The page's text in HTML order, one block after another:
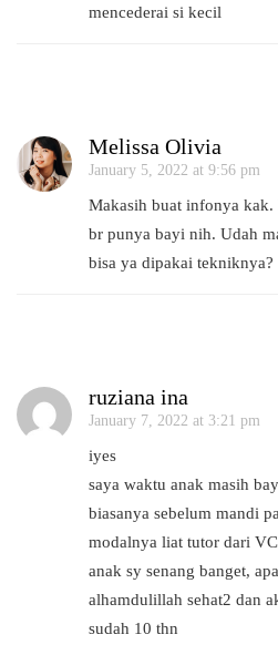
mencederai si kecil
Melissa Olivia
January 5, 2022 at 9:56 pm
Makasih buat infonya
br punya bayi nih. Udah
bisa ya dipakai tekniknya?
ruziana ina
January 7, 2022 at 3:21 pm
iyes
saya waktu anak masih
biasanya sebelum mandi
modalnya liat tutor dari
anak sy senang banget,
alhamdulillah sehat2 dan
sudah 10 thn